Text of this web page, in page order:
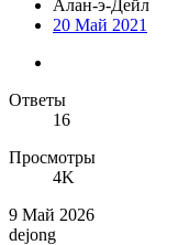
Алан-э-Дейл
20 Май 2021
Ответы
16
Просмотры
4K
9 Май 2026
dejong